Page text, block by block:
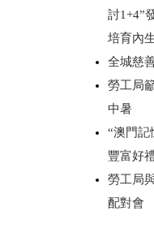
討1+4”
培育內
全城慈
勞工局
中暑
“澳門記
豐富好
勞工局
配對會